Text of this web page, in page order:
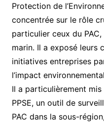
Protection de
concentrée sur le rôle
particulier ceux du
marin. Il a exposé leurs
initiatives entreprises
l’impact
Il a particulièrement
PPSE, un outil de
PAC dans la sous-